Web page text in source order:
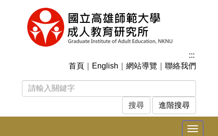
:::
首頁
English 網站導覽 聯絡我們
進階搜尋
Toggle